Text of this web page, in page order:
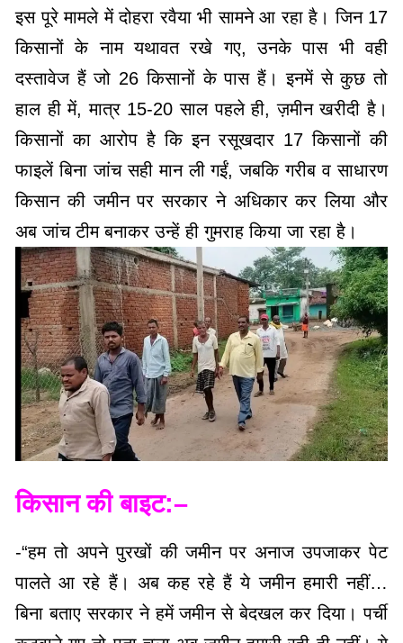
इस पूरे मामले में दोहरा रवैया भी सामने आ रहा है। जिन 17
किसानों के नाम यथावत रखे गए, उनके पास भी वही
दस्तावेज हैं जो 26 किसानों के पास हैं। इनमें से कुछ तो
हाल ही में, मात्र 15-20 साल पहले ही, ज़मीन खरीदी है।
किसानों का आरोप है कि इन रसूखदार 17 किसानों की
फाइलें बिना जांच सही मान ली गईं, जबकि गरीब व साधारण
किसान की जमीन पर सरकार ने अधिकार कर लिया और
अब जांच टीम बनाकर उन्हें ही गुमराह किया जा रहा है।
किसान की बाइट:–
-“हम तो अपने पुरखों की जमीन पर अनाज उपजाकर पेट
पालते आ रहे हैं। अब कह रहे हैं ये जमीन हमारी नहीं…
बिना बताए सरकार ने हमें जमीन से बेदखल कर दिया। पर्ची